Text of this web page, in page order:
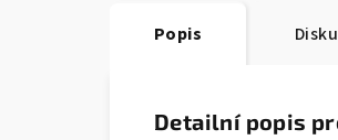
Popis
Detailní popis